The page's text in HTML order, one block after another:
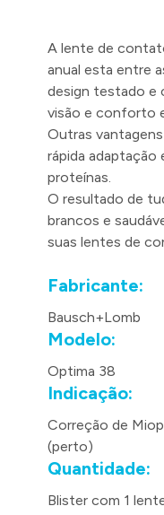
A lente de
anual esta entre
design testado e
visão e conforto
Outras
rápida adaptação
proteínas.
O resultado de
brancos e
suas lentes de
Fabricante:
Bausch+Lomb
Modelo:
Optima 38
Indicação:
Correção de
(perto)
Quantidade:
Blister com 1